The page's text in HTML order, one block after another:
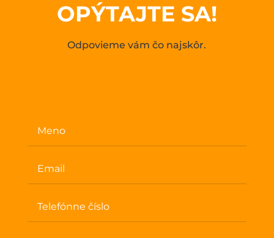
OPÝTAJTE SA!
Odpovieme vám čo najskôr.